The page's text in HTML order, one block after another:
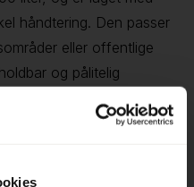
håndtering. Den passer
eller offentlige
og pålitelig
løsning for avfall,